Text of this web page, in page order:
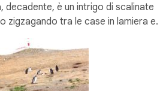
è un intrigo di scalinate
zigzagando tra le case in lamiera e…